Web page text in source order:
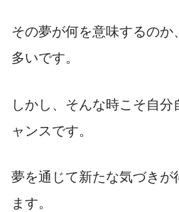
その夢が何を意味するのか
多いです。
しかし、そんな時こそ自
ャンスです。
夢を通じて新たな気づきが
ます。